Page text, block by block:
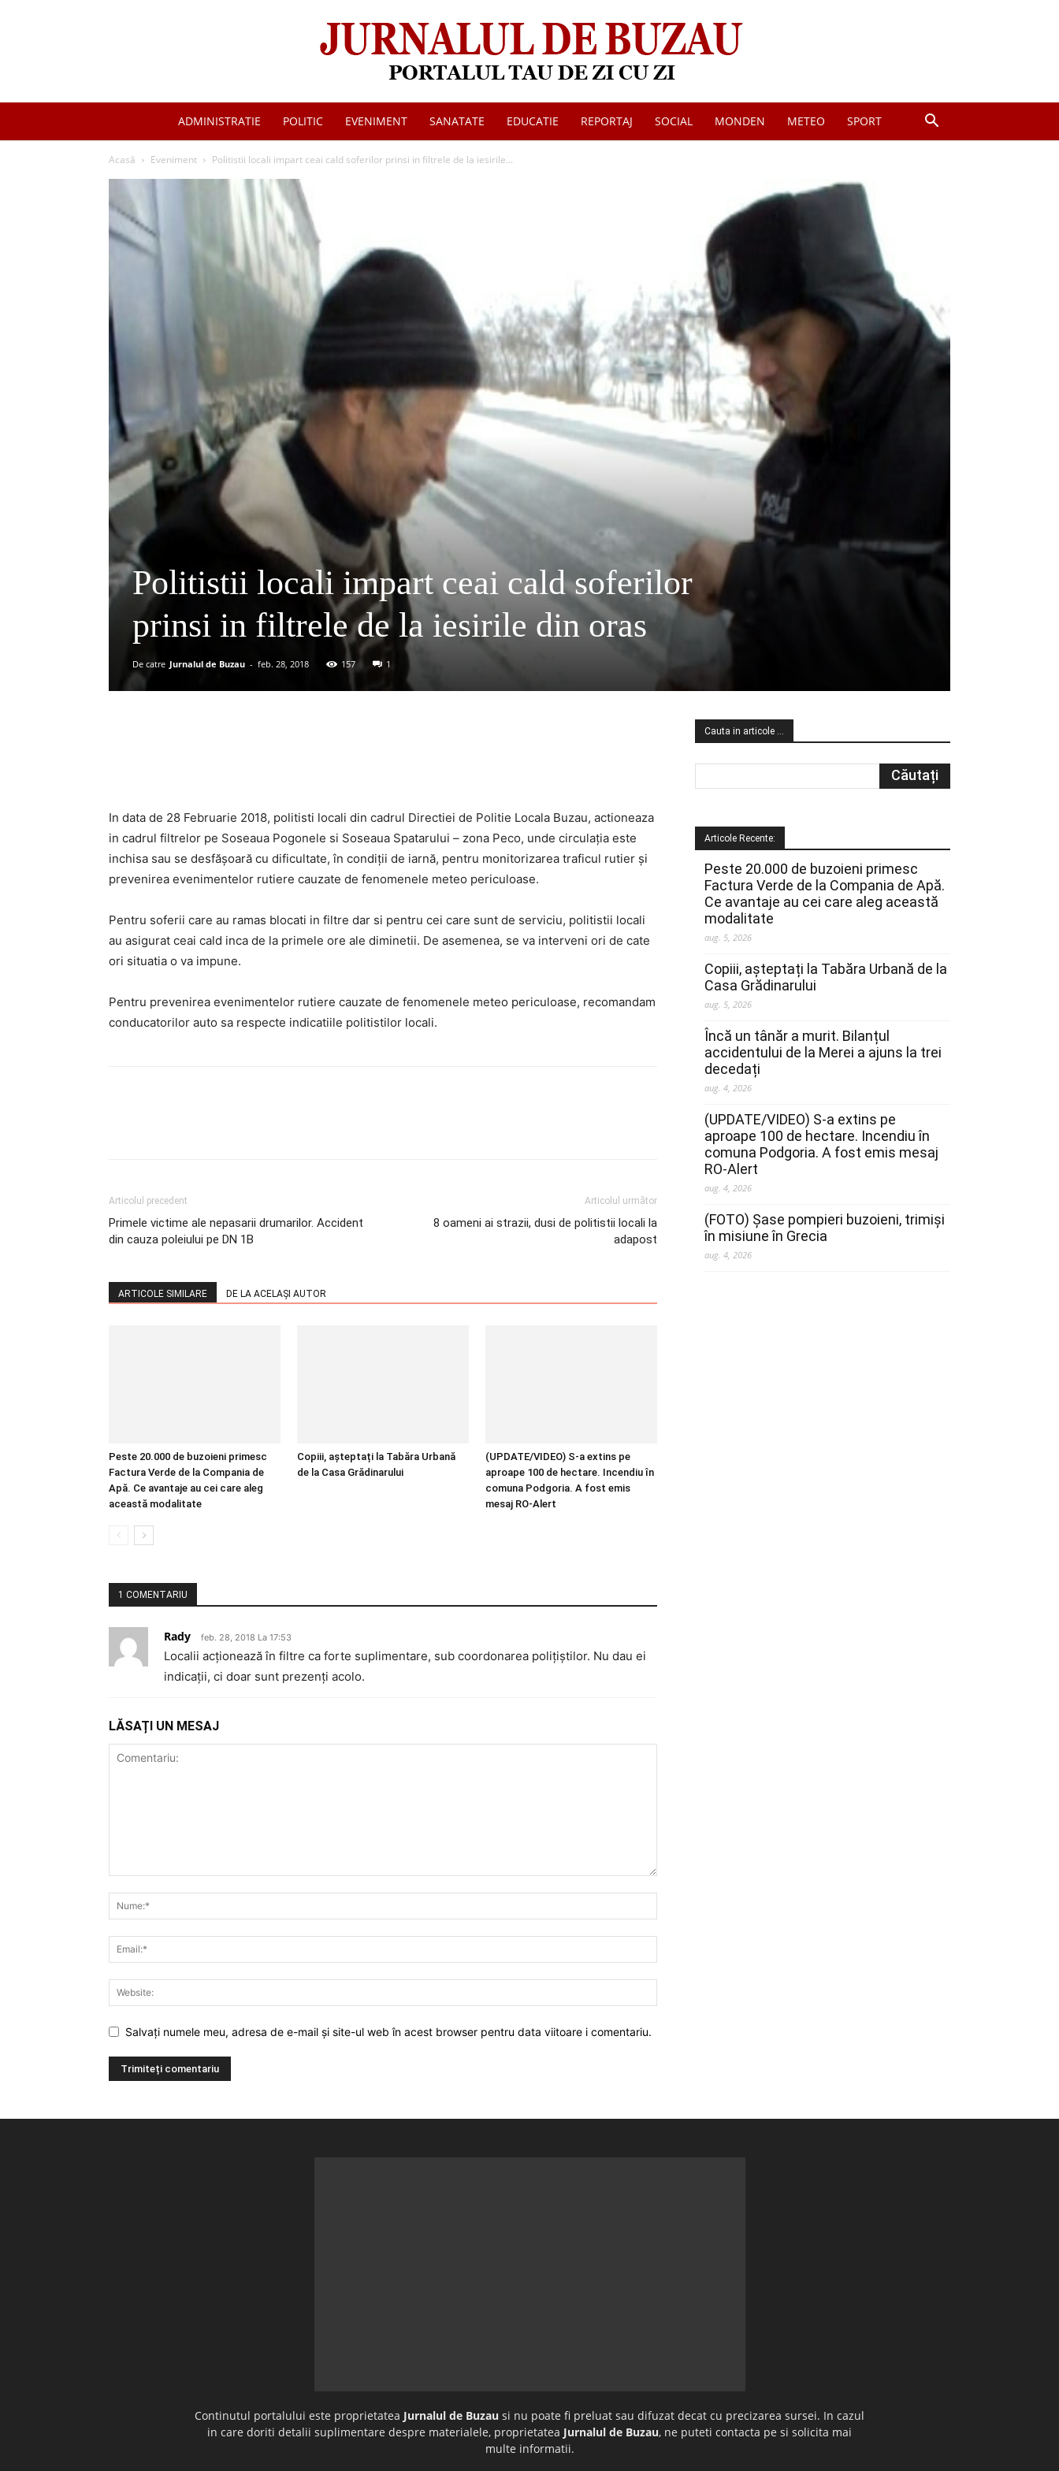
Jurnalul
Buzau
ADMINISTRATIE POLITIC EVENIMENT SANATATE EDUCATIE REPORTAJ SOCIAL MONDEN METEO SPORT
Acasă Eveniment Politistii locali impart ceai cald soferilor prinsi in filtrele de la iesirile...
Politistii locali impart ceai cald soferilor
prinsi in filtrele de la iesirile din oras
De catre Jurnalul de Buzau - feb. 28, 2018 157 1
In data de 28 Februarie 2018, politisti locali din cadrul Directiei de Politie Locala Buzau, actioneaza
in cadrul filtrelor pe Soseaua Pogonele si Soseaua Spatarului – zona Peco, unde circulaţia este
inchisa sau se desfăşoară cu dificultate, în condiţii de iarnă, pentru monitorizarea traficul rutier şi
prevenirea evenimentelor rutiere cauzate de fenomenele meteo periculoase.
Pentru soferii care au ramas blocati in filtre dar si pentru cei care sunt de serviciu, politistii locali
au asigurat ceai cald inca de la primele ore ale diminetii. De asemenea, se va interveni ori de cate
ori situatia o va impune.
Pentru prevenirea evenimentelor rutiere cauzate de fenomenele meteo periculoase, recomandam
conducatorilor auto sa respecte indicatiile politistilor locali.
Articolul precedent
Primele victime ale nepasarii drumarilor. Accident
din cauza poleiului pe DN 1B
Articolul următor
8 oameni ai strazii, dusi de politistii locali la
adapost
ARTICOLE SIMILARE DE LA ACELAȘI AUTOR
Peste 20.000 de buzoieni primesc
Factura Verde de la Compania de
Apă. Ce avantaje au cei care aleg
această modalitate
Copiii, așteptați la Tabăra Urbană
de la Casa Grădinarului
(UPDATE/VIDEO) S-a extins pe
aproape 100 de hectare. Incendiu în
comuna Podgoria. A fost emis
mesaj RO-Alert
1 COMENTARIU
Rady feb. 28, 2018 La 17:53
Localii acționează în filtre ca forte suplimentare, sub coordonarea polițiștilor. Nu dau ei
indicații, ci doar sunt prezenți acolo.
LĂSAȚI UN MESAJ
Salvați numele meu, adresa de e-mail și site-ul web în acest browser pentru data viitoare i comentariu.
Cauta in articole …
Articole Recente:
Peste 20.000 de buzoieni primesc
Factura Verde de la Compania de Apă.
Ce avantaje au cei care aleg această
modalitate
aug. 5, 2026
Copiii, așteptați la Tabăra Urbană de la
Casa Grădinarului
aug. 5, 2026
Încă un tânăr a murit. Bilanțul
accidentului de la Merei a ajuns la trei
decedați
aug. 4, 2026
(UPDATE/VIDEO) S-a extins pe
aproape 100 de hectare. Incendiu în
comuna Podgoria. A fost emis mesaj
RO-Alert
aug. 4, 2026
(FOTO) Șase pompieri buzoieni, trimiși
în misiune în Grecia
aug. 4, 2026
Continutul portalului este proprietatea Jurnalul de Buzau si nu poate fi preluat sau difuzat decat cu precizarea sursei. In cazul
in care doriti detalii suplimentare despre materialele, proprietatea Jurnalul de Buzau, ne puteti contacta pe si solicita mai
multe informatii.